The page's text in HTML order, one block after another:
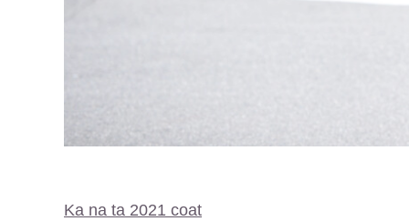
Ka na ta 2021 coat